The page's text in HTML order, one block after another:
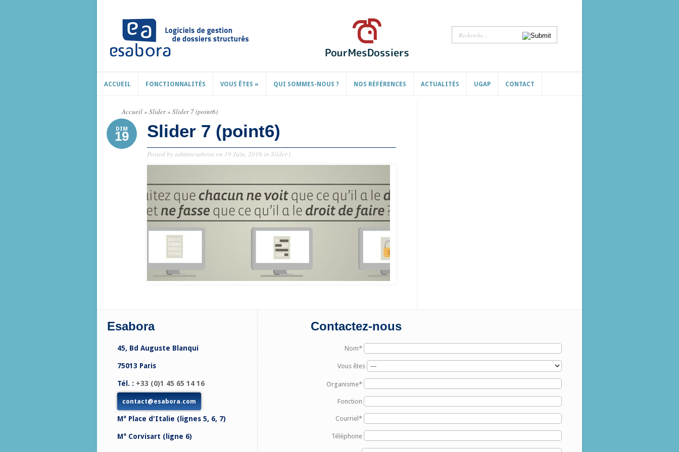
ACCUEIL FONCTIONNALITÉS VOUS ÊTES » QUI SOMMES-NOUS ? NOS RÉFÉRENCES ACTUALITÉS UGAP CONTACT
Accueil» Slider» Slider 7 (point6)
DIM
19 Slider 7 (point6)
Posted byadminesabora on 19 Juin, 2016 in Slider |
Esabora
45, Bd Auguste Blanqui
75013 Paris
Tél. : +33 (0)1 45 65 14 16
contact@esabora.com
M° Place d'Italie (lignes 5, 6, 7)
M° Corvisart (ligne 6)
Contactez-nous
Nom*
Vous êtes
Organisme*
Fonction
Courriel*
Téléphone